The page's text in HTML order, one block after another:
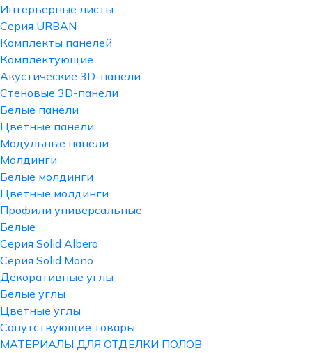
Интерьерные листы
Серия URBAN
Комплекты панелей
Комплектующие
Акустические 3D-панели
Стеновые 3D-панели
Белые панели
Цветные панели
Модульные панели
Молдинги
Белые молдинги
Цветные молдинги
Профили универсальные
Белые
Серия Solid Albero
Серия Solid Mono
Декоративные углы
Белые углы
Цветные углы
Сопутствующие товары
МАТЕРИАЛЫ ДЛЯ ОТДЕЛКИ ПОЛОВ